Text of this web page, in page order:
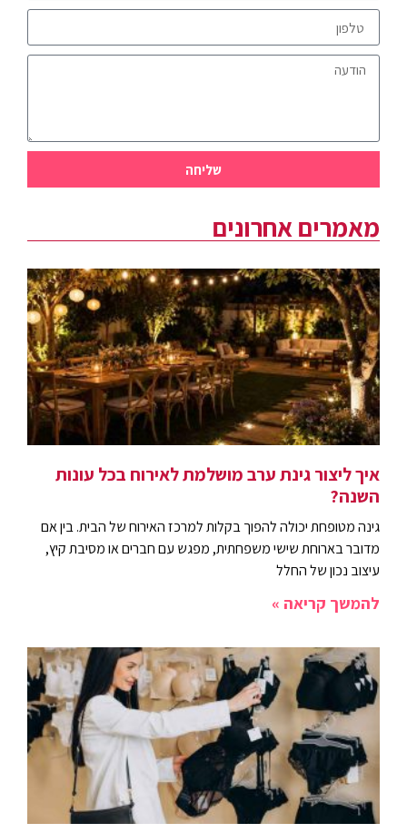
שליחה
מאמרים אחרונים
איך ליצור גינת ערב מושלמת לאירוח בכל עונות
השנה?
גינה מטופחת יכולה להפוך בקלות למרכז האירוח של הבית. בין אם
מדובר בארוחת שישי משפחתית, מפגש עם חברים או מסיבת קיץ,
עיצוב נכון של החלל
להמשך קריאה »